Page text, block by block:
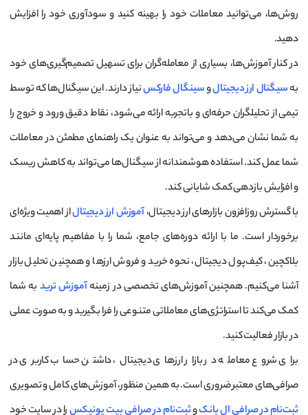
روش‌ها، می‌توانید معاملات خود را بهینه کنید و سودآوری خود را افزایش
دهید.
در کنار آموزش‌ها، بسیاری از معامله‌گران برای تسهیل تصمیم‌گیری‌های خود
بهسیگنال ارز دیجیتالوسینگال فارکسنیاز دارند. این سیگنال‌ها که توسط
تیمی از تحلیلگران حرفه‌ای و باتجربه ارائه می‌شود، نقاط دقیق ورود و خروج را
به شما نشان می‌دهد و می‌تواند به عنوان یک راهنمای مطمئن در معاملات
شما عمل کند. استفاده هوشمندانه از سیگنال‌ها می‌تواند به کاهش ریسک
و افزایش بازدهی کمک شایانی کند.
با گسترش روزافزون بازارهای ارز دیجیتال،آموزش ارز دیجیتالاز اهمیت ویژه‌ای
برخوردار است. ما با ارائه دوره‌های جامع، شما را با مفاهیم پایه‌ای مانند
بلاکچین، کیف‌پول دیجیتال، نحوه خرید و فروش ارزها و همچنین تحلیل بازار
آشنا می‌کنیم. همچنین آموزش‌های تخصصی در زمینهآموزش ترید به شما
کمک می‌کند تا استراتژی‌های معاملاتی متنوعی را فرا بگیرید و به صورت عملی
در بازار فعالیت کنید.
برای شروع معامله در بازار ارزهای دیجیتال، داشتن حساب کاربری در
صرافی‌های معتبر ضروری است. به همین منظور، آموزش‌های کامل و تصویری
ثبت‌نام در صرافی ال بانکوثبت‌نام در صرافی بیت یونیکسرا در سایت خود